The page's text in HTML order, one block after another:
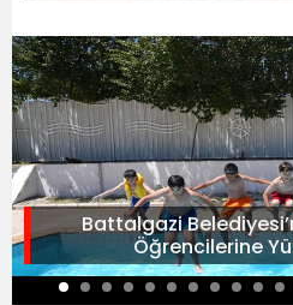
Battalgazi
Öğrencilerine